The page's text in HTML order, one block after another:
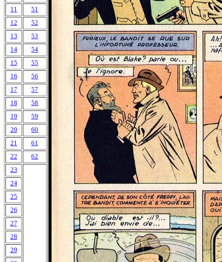
11
51
12
52
13
53
14
54
15
55
16
56
17
57
18
58
19
59
20
60
21
61
22
62
23
24
25
26
27
28
29